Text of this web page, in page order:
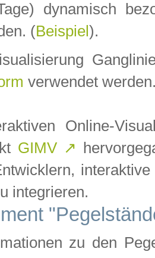
dynamisch
(Beispiel ).
verwendet
Online-
GIMV ↗
integrieren.
zu den